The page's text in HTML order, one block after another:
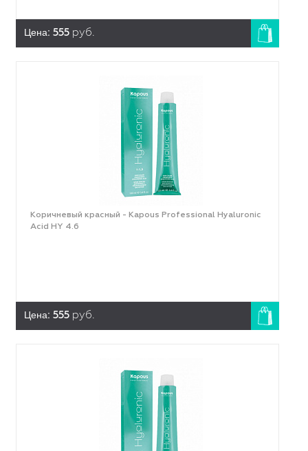
Цена: 555 руб.
Коричневый красный - Kapous Professional Hyaluronic
Acid HY 4.6
Цена: 555 руб.